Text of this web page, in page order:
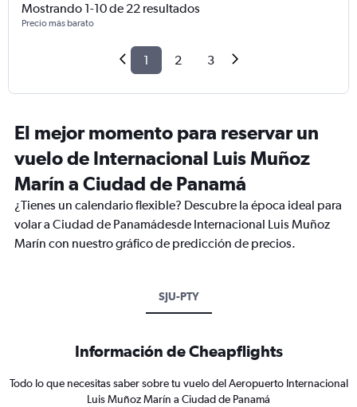
Mostrando 1-10 de 22 resultados
Precio más barato
1 2 3
El mejor momento para reservar un
vuelo de Internacional Luis Muñoz
Marín a Ciudad de Panamá
¿Tienes un calendario flexible? Descubre la época ideal para
volar a Ciudad de Panamádesde Internacional Luis Muñoz
Marín con nuestro gráfico de predicción de precios.
SJU-PTY
Información de Cheapflights
Todo lo que necesitas saber sobre tu vuelo del Aeropuerto Internacional
Luis Muñoz Marín a Ciudad de Panamá